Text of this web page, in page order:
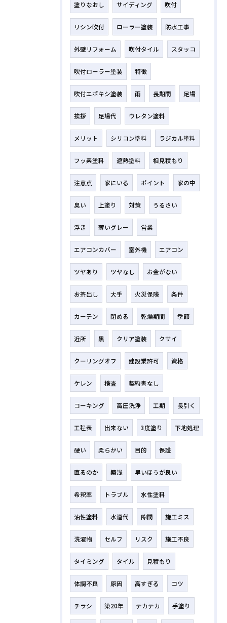
塗りなおし サイディング 吹付
リシン吹付 ローラー塗装 防水工事
外壁リフォーム 吹付タイル スタッコ
吹付ローラー塗装 特徴
吹付エポキシ塗装 雨 長期間 足場
挨拶 足場代 ウレタン塗料
メリット シリコン塗料 ラジカル塗料
フッ素塗料 遮熱塗料 相見積もり
注意点 家にいる ポイント 家の中
臭い 上塗り 対策 うるさい
浮き 薄いグレー 営業
エアコンカバー 室外機 エアコン
ツヤあり ツヤなし お金がない
お茶出し 大手 火災保険 条件
カーテン 閉める 乾燥期間 季節
近所 黒 クリア塗装 クサイ
クーリングオフ 建設業許可 資格
ケレン 検査 契約書なし
コーキング 高圧洗浄 工期 長引く
工程表 出来ない 3度塗り 下地処理
硬い 柔らかい 目的 保護
直るのか 築浅 早いほうが良い
希釈率 トラブル 水性塗料
油性塗料 水道代 隙間 施工ミス
洗濯物 セルフ リスク 施工不良
タイミング タイル 見積もり
体調不良 原因 高すぎる コツ
チラシ 築20年 テカテカ 手塗り